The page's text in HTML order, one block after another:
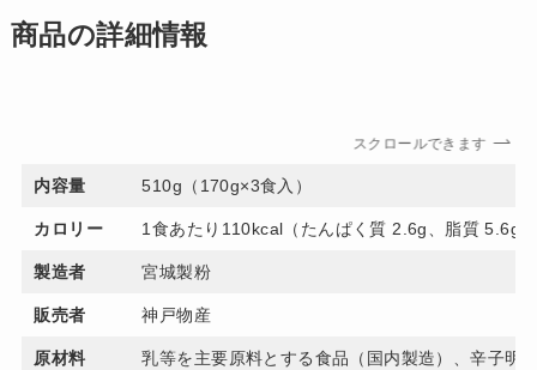
商品の詳細情報
スクロールできます
内容量 510g（170g×3食入）
カロリー 1食あたり110kcal（たんぱく質 2.6g、脂質 5.6g
製造者 宮城製粉
販売者 神戸物産
原材料
乳等を主要原料とする食品（国内製造）、辛子明